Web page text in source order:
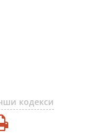
кодекси